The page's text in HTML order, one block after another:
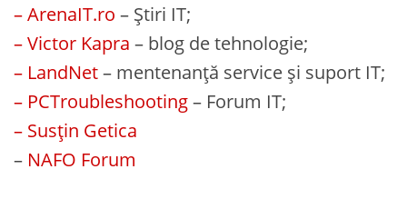
– ArenaIT.ro – Știri IT;
– Victor Kapra – blog de tehnologie;
– LandNet– mentenanță service și suport IT;
– PCTroubleshooting– Forum IT;
– Susțin Getica
– NAFO Forum